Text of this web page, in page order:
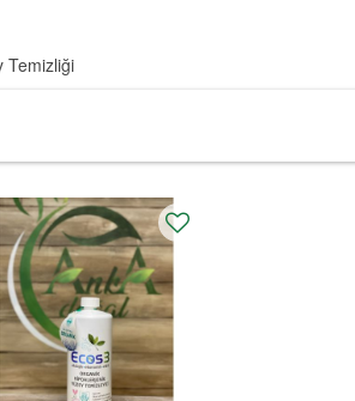
Temizliği